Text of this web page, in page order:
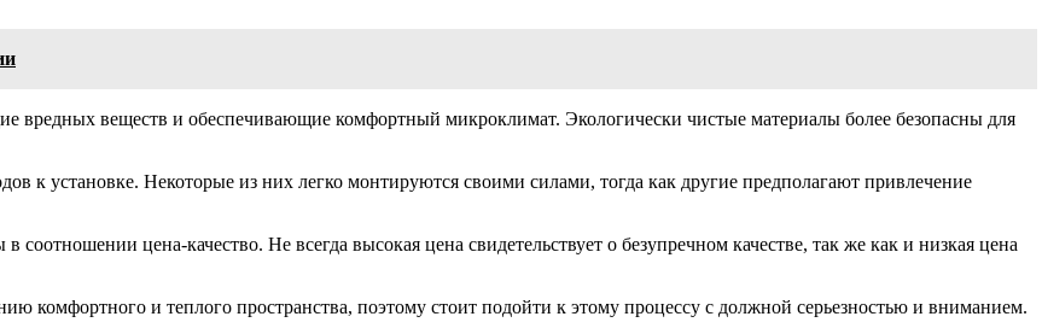
вредных веществ и обеспечивающие комфортный микроклимат. Экологически чистые материалы более безопасны для
к установке. Некоторые из них легко монтируются своими силами, тогда как другие предполагают привлечение
соотношении цена-качество. Не всегда высокая цена свидетельствует о безупречном качестве, так же как и низкая цена
комфортного и теплого пространства, поэтому стоит подойти к этому процессу с должной серьезностью и вниманием.